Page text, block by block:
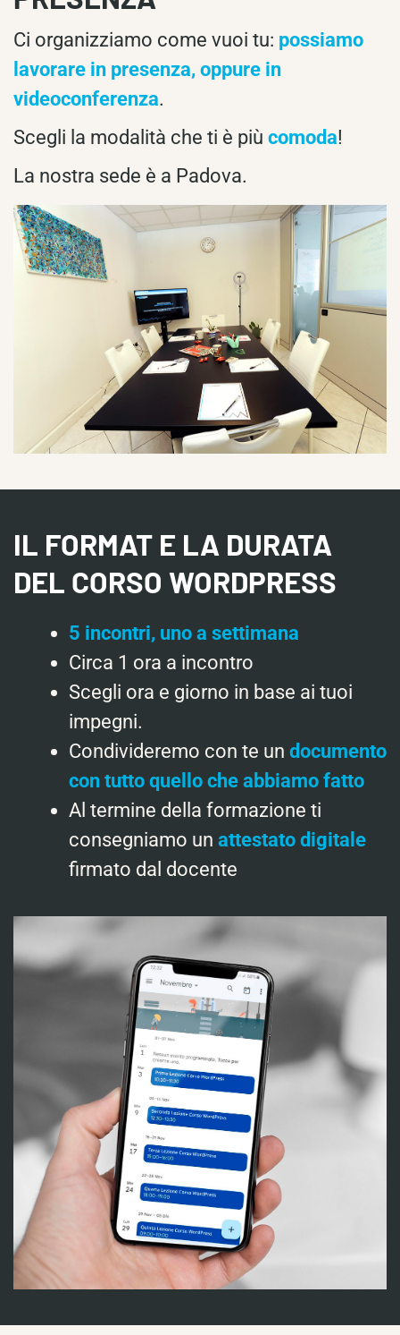
Ci organizziamo come vuoi tu: possiamo
lavorare in presenza, oppure in
videoconferenza.
Scegli la modalità che ti è più comoda!
La nostra sede è a Padova.
IL FORMAT E LA DURATA
DEL CORSO WORDPRESS
5 incontri, uno a settimana
Circa 1 ora a incontro
Scegli ora e giorno in base ai tuoi
impegni.
Condivideremo con te un documento
con tutto quello che abbiamo fatto
Al termine della formazione ti
consegniamo un attestato digitale
firmato dal docente